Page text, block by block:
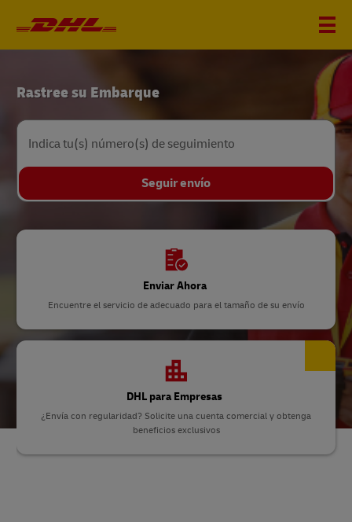
Página
principal
Rastree su Embarque
Indica tu(s) número(s) de seguimiento
Seguir envío
Enviar Ahora
Encuentre el servicio de adecuado para el tamaño de su envío
DHL para Empresas
¿Envía con regularidad? Solicite una cuenta comercial y obtenga
beneficios exclusivos